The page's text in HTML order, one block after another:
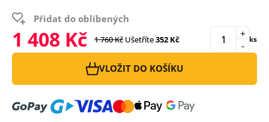
Přidat do oblíbených
1 408 Kč 1 760 Kč Ušetříte352 Kč -
+ ks
VLOŽIT DO KOŠÍKU